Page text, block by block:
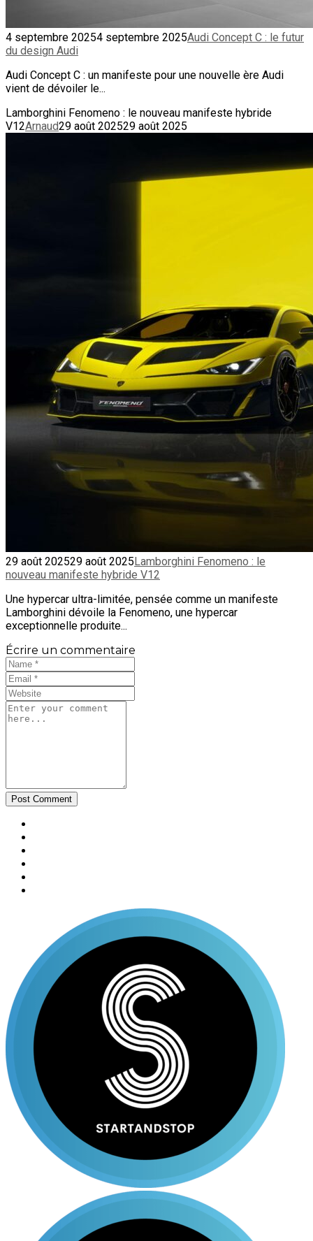
4 septembre 20254 septembre 2025Audi Concept C : le futur
du design Audi
Audi Concept C : un manifeste pour une nouvelle ère Audi
vient de dévoiler le...
Lamborghini Fenomeno : le nouveau manifeste hybride
V12Arnaud29 août 202529 août 2025
29 août 202529 août 2025Lamborghini Fenomeno : le
nouveau manifeste hybride V12
Une hypercar ultra-limitée, pensée comme un manifeste
Lamborghini dévoile la Fenomeno, une hypercar
exceptionnelle produite...
Écrire un commentaire